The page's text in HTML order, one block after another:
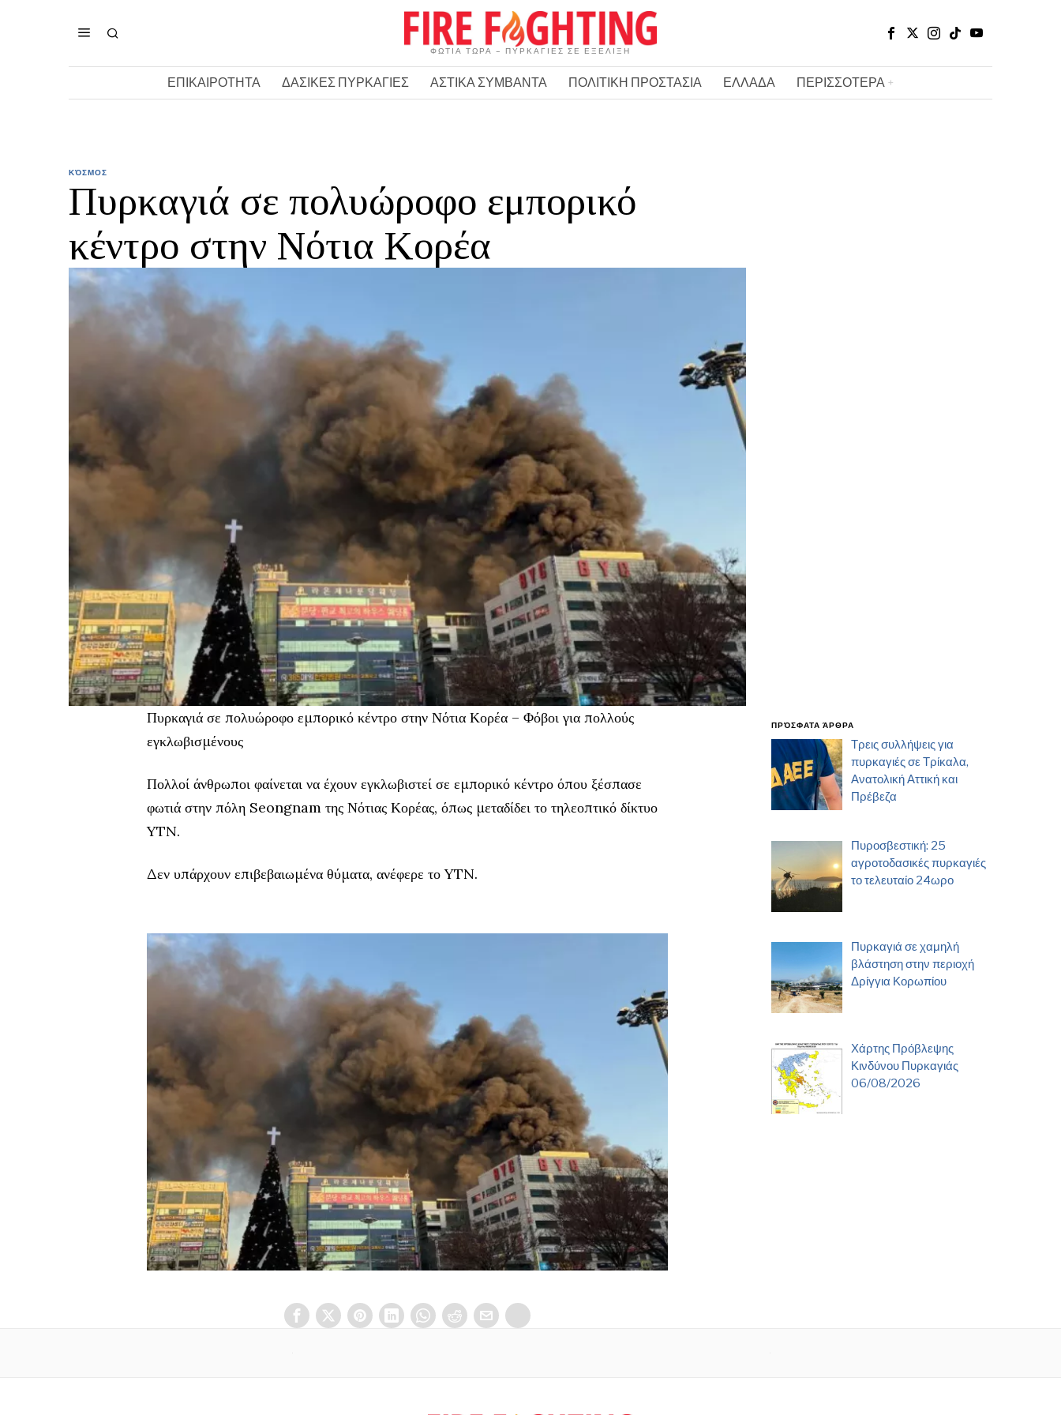
ΦΩΤΙΑ ΤΩΡΑ – ΠΥΡΚΑΓΙΕΣ ΣΕ ΕΞΕΛΙΞΗ
ΕΠΙΚΑΙΡΟΤΗΤΑ ΔΑΣΙΚΕΣ ΠΥΡΚΑΓΙΕΣ ΑΣΤΙΚΑ ΣΥΜΒΑΝΤΑ ΠΟΛΙΤΙΚΗ ΠΡΟΣΤΑΣΙΑ ΕΛΛΑΔΑ ΠΕΡΙΣΣΟΤΕΡΑ
ΚΌΣΜΟΣ
Πυρκαγιά σε πολυώροφο εμπορικό
κέντρο στην Νότια Κορέα
Πυρκαγιά σε πολυώροφο εμπορικό κέντρο στην Νότια Κορέα – Φόβοι για πολλούς
εγκλωβισμένους
Πολλοί άνθρωποι φαίνεται να έχουν εγκλωβιστεί σε εμπορικό κέντρο όπου ξέσπασε
φωτιά στην πόλη Seongnam της Νότιας Κορέας, όπως μεταδίδει το τηλεοπτικό δίκτυο
YTN.
Δεν υπάρχουν επιβεβαιωμένα θύματα, ανέφερε το YTN.
ΠΡΌΣΦΑΤΑ ΆΡΘΡΑ
Τρεις συλλήψεις για
πυρκαγιές σε Τρίκαλα,
Ανατολική Αττική και
Πρέβεζα
Πυροσβεστική: 25
αγροτοδασικές πυρκαγιές
το τελευταίο 24ωρο
Πυρκαγιά σε χαμηλή
βλάστηση στην περιοχή
Δρίγγια Κορωπίου
Χάρτης Πρόβλεψης
Κινδύνου Πυρκαγιάς
06/08/2026